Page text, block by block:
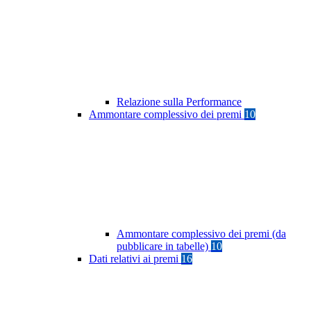
Relazione sulla Performance
Ammontare complessivo dei premi 10
Ammontare complessivo dei premi (da
pubblicare in tabelle) 10
Dati relativi ai premi 16